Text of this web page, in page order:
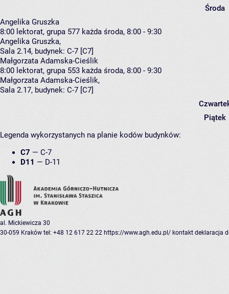
Środa
Angelika Gruszka
8:00 lektorat, grupa 577 każda środa, 8:00 - 9:30
Angelika Gruszka,
Sala 2.14, budynek: C-7 [C7]
Małgorzata Adamska-Cieślik
8:00 lektorat, grupa 553 każda środa, 8:00 - 9:30
Małgorzata Adamska-Cieślik,
Sala 2.17, budynek: C-7 [C7]
Piątek
Legenda wykorzystanych na planie kodów budynków:
C7 — C-7
D11 — D-11
al. Mickiewicza 30
30-059 Kraków tel: +48 12 617 22 22 https://www.agh.edu.pl/ kontakt deklaracja